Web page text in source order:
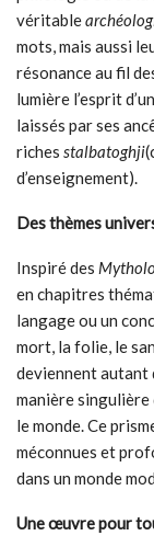
véritable
mots, mais aussi
résonance au fil
lumière l’esprit
laissés par ses
riches stalbatoghji
d’enseignement).
Des thèmes
Inspiré des
en chapitres
langage ou un
mort, la folie, le
deviennent autant
manière
le monde. Ce
méconnues et
dans un monde
Une œuvre pour